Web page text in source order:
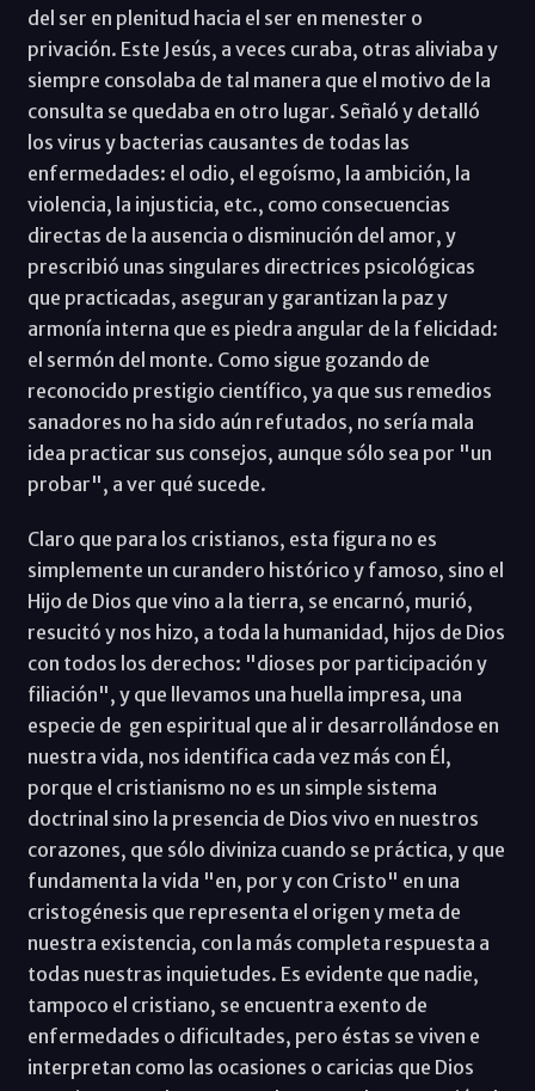
del ser en plenitud hacia el ser en menester o
privación. Este Jesús, a veces curaba, otras aliviaba y
siempre consolaba de tal manera que el motivo de la
consulta se quedaba en otro lugar. Señaló y detalló
los virus y bacterias causantes de todas las
enfermedades: el odio, el egoísmo, la ambición, la
violencia, la injusticia, etc., como consecuencias
directas de la ausencia o disminución del amor, y
prescribió unas singulares directrices psicológicas
que practicadas, aseguran y garantizan la paz y
armonía interna que es piedra angular de la felicidad:
el sermón del monte. Como sigue gozando de
reconocido prestigio científico, ya que sus remedios
sanadores no ha sido aún refutados, no sería mala
idea practicar sus consejos, aunque sólo sea por "un
probar", a ver qué sucede.
Claro que para los cristianos, esta figura no es
simplemente un curandero histórico y famoso, sino el
Hijo de Dios que vino a la tierra, se encarnó, murió,
resucitó y nos hizo, a toda la humanidad, hijos de Dios
con todos los derechos: "dioses por participación y
filiación", y que llevamos una huella impresa, una
especie de gen espiritual que al ir desarrollándose en
nuestra vida, nos identifica cada vez más con Él,
porque el cristianismo no es un simple sistema
doctrinal sino la presencia de Dios vivo en nuestros
corazones, que sólo diviniza cuando se práctica, y que
fundamenta la vida "en, por y con Cristo" en una
cristogénesis que representa el origen y meta de
nuestra existencia, con la más completa respuesta a
todas nuestras inquietudes. Es evidente que nadie,
tampoco el cristiano, se encuentra exento de
enfermedades o dificultades, pero éstas se viven e
interpretan como las ocasiones o caricias que Dios